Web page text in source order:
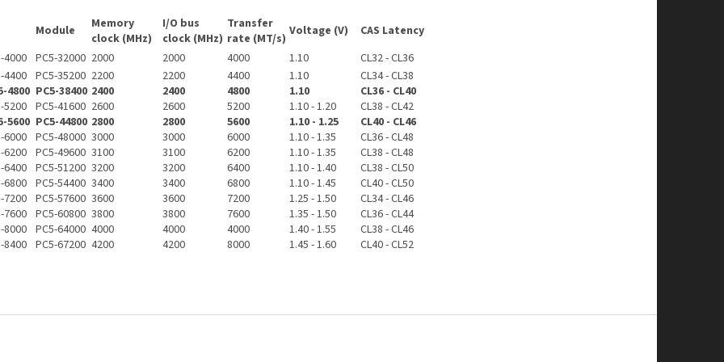
Module
Memory
clock (MHz)
I/O bus
clock (MHz)
Transfer
rate (MT/s) Voltage (V)
CAS Latency
4000 PC5-32000 2000 2000 4000 1.10
CL32 - CL36
4400 PC5-35200 2200 2200 4400 1.10
CL34 - CL38
4800 PC5-38400 2400 2400 4800 1.10
CL36 - CL40
5200 PC5-41600 2600 2600 5200 1.10 - 1.20
CL38 - CL42
5600 PC5-44800 2800 2800 5600 1.10 - 1.25
CL40 - CL46
6000 PC5-48000 3000 3000 6000 1.10 - 1.35
CL36 - CL48
6200 PC5-49600 3100 3100 6200 1.10 - 1.35
CL38 - CL48
6400 PC5-51200 3200 3200 6400 1.10 - 1.40
CL38 - CL50
6800 PC5-54400 3400 3400 6800 1.10 - 1.45
CL40 - CL50
7200 PC5-57600 3600 3600 7200 1.25 - 1.50
CL34 - CL46
7600 PC5-60800 3800 3800 7600 1.35 - 1.50
CL36 - CL44
8000 PC5-64000 4000 4000 4000 1.40 - 1.55
CL38 - CL46
8400 PC5-67200 4200 4200 8000 1.45 - 1.60 CL40 - CL52